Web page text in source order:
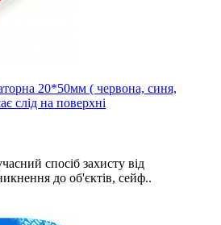
20*50мм ( червона, синя,
слід на поверхні
спосіб захисту від
до об'єктів, сейф..